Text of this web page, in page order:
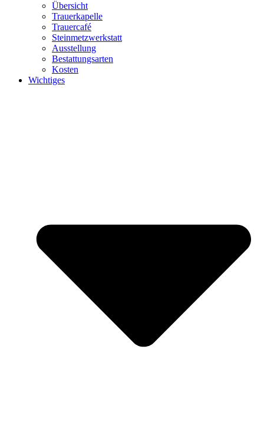
Übersicht
Trauerkapelle
Trauercafé
Steinmetzwerkstatt
Ausstellung
Bestattungsarten
Kosten
Wichtiges